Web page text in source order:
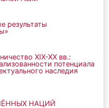
результаты
ХIХ-ХХ вв.:
потенциала
наследия
НАЦИЙ